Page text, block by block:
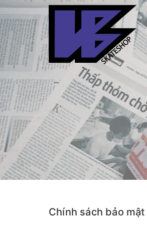
Chính sách bảo mật